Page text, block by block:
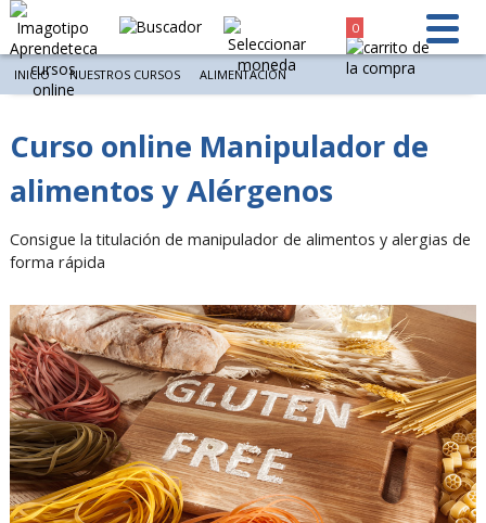
0
INICIO NUESTROS CURSOS ALIMENTACIÓN
Curso online Manipulador de
alimentos y Alérgenos
Consigue la titulación de manipulador de alimentos y alergias de
forma rápida